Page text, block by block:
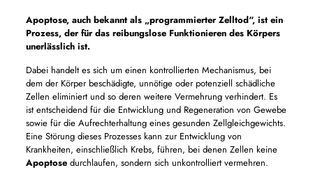
Apoptose,auch bekannt als „programmierter Zelltod“, ist ein
Prozess, der für das reibungslose Funktionieren des Körpers
unerlässlich ist.
Dabei handelt es sich um einen kontrollierten Mechanismus, bei
dem der Körper beschädigte, unnötige oder potenziell schädliche
Zellen eliminiert und so deren weitere Vermehrung verhindert. Es
ist entscheidend für die Entwicklung und Regeneration von Gewebe
sowie für die Aufrechterhaltung eines gesunden Zellgleichgewichts.
Eine Störung dieses Prozesses kann zur Entwicklung von
Krankheiten, einschließlich Krebs, führen, bei denen Zellen keine
Apoptosedurchlaufen, sondern sich unkontrolliert vermehren.